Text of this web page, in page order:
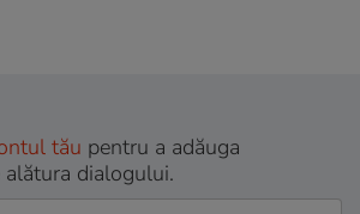
tău pentru a adăuga
dialogului.